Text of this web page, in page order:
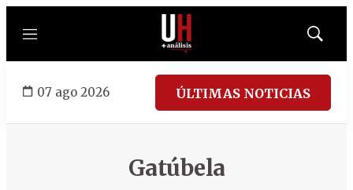
Menú
Mostrar
07 ago 2026 ÚLTIMAS NOTICIAS
Gatúbela